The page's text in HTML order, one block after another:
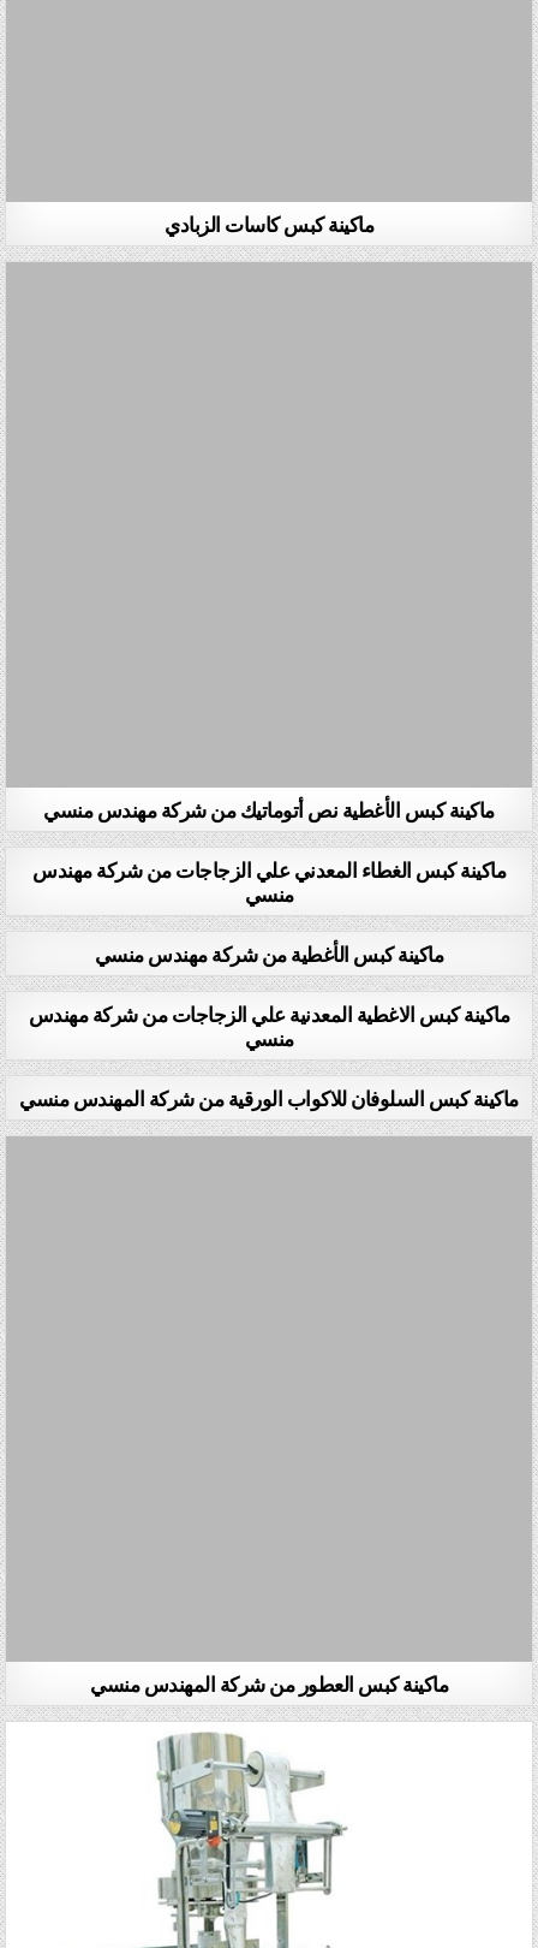
ماكينة كبس كاسات الزبادي
ماكينة كبس الأغطية نص أتوماتيك من شركة مهندس منسي
ماكينة كبس الغطاء المعدني علي الزجاجات من شركة مهندس
منسي
ماكينة كبس الأغطية من شركة مهندس منسي
ماكينة كبس الاغطية المعدنية علي الزجاجات من شركة مهندس
منسي
ماكينة كبس السلوفان للاكواب الورقية من شركة المهندس منسي
ماكينة كبس العطور من شركة المهندس منسي